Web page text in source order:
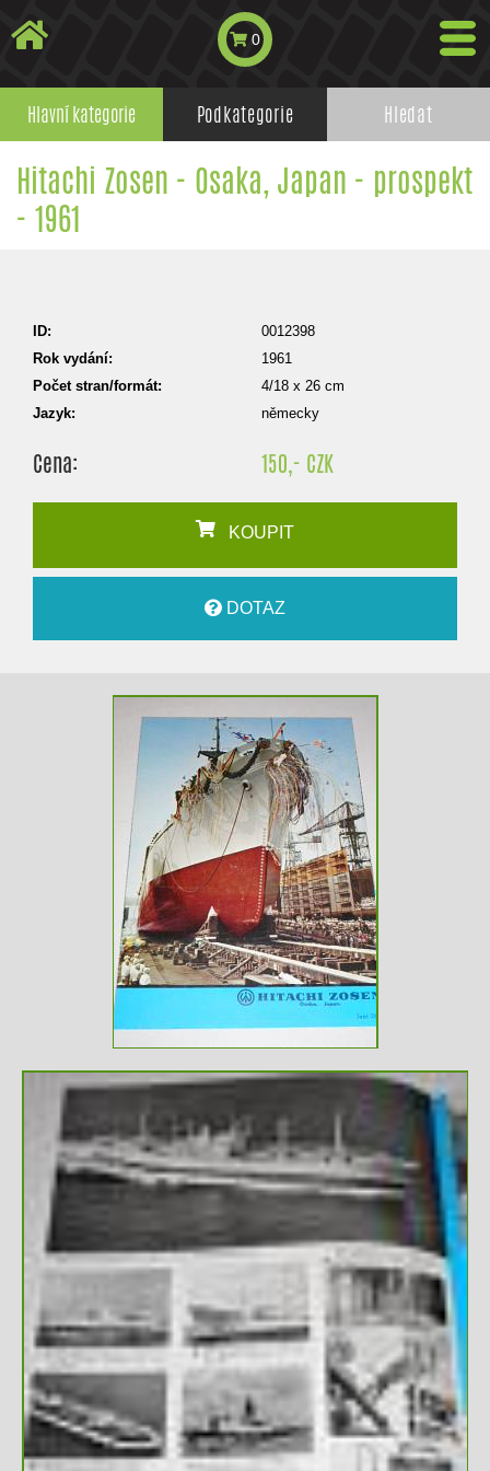
0
Hlavní kategorie Podkategorie Hledat
Hitachi Zosen - Osaka, Japan - prospekt
- 1961
ID:
0012398
Rok vydání:
1961
Počet stran/formát:
4/18 x 26 cm
Jazyk:
německy
Cena: 150,- CZK
KOUPIT
DOTAZ